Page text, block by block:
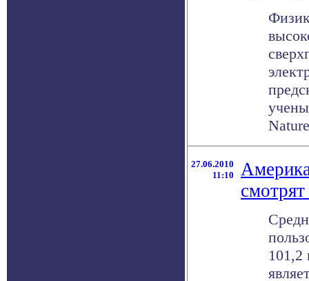
27.06.2010
11:10
101,2